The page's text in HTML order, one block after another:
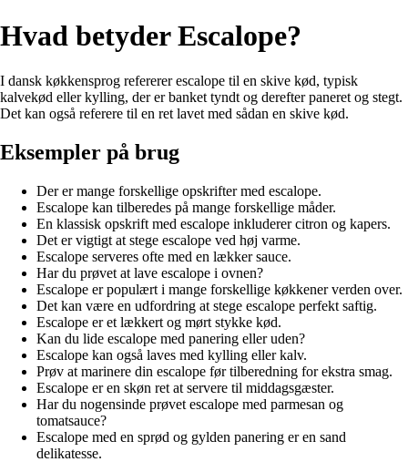
Hvad betyder Escalope?
I dansk køkkensprog refererer escalope til en skive kød, typisk
kalvekød eller kylling, der er banket tyndt og derefter paneret og stegt.
Det kan også referere til en ret lavet med sådan en skive kød.
Eksempler på brug
Der er mange forskellige opskrifter med escalope.
Escalope kan tilberedes på mange forskellige måder.
En klassisk opskrift med escalope inkluderer citron og kapers.
Det er vigtigt at stege escalope ved høj varme.
Escalope serveres ofte med en lækker sauce.
Har du prøvet at lave escalope i ovnen?
Escalope er populært i mange forskellige køkkener verden over.
Det kan være en udfordring at stege escalope perfekt saftig.
Escalope er et lækkert og mørt stykke kød.
Kan du lide escalope med panering eller uden?
Escalope kan også laves med kylling eller kalv.
Prøv at marinere din escalope før tilberedning for ekstra smag.
Escalope er en skøn ret at servere til middagsgæster.
Har du nogensinde prøvet escalope med parmesan og
tomatsauce?
Escalope med en sprød og gylden panering er en sand
delikatesse.